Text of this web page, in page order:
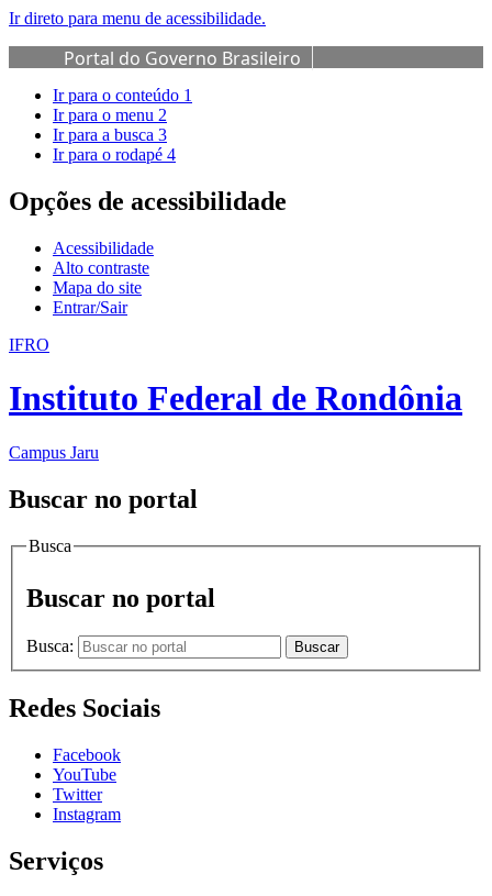
Ir direto para menu de acessibilidade.
Portal do Governo Brasileiro
Ir para o conteúdo 1
Ir para o menu 2
Ir para a busca 3
Ir para o rodapé 4
Opções de acessibilidade
Acessibilidade
Alto contraste
Mapa do site
Entrar/Sair
IFRO
Instituto Federal de Rondônia
Campus Jaru
Buscar no portal
Busca
Buscar no portal
Busca: Buscar
Redes Sociais
Facebook
YouTube
Twitter
Instagram
Serviços